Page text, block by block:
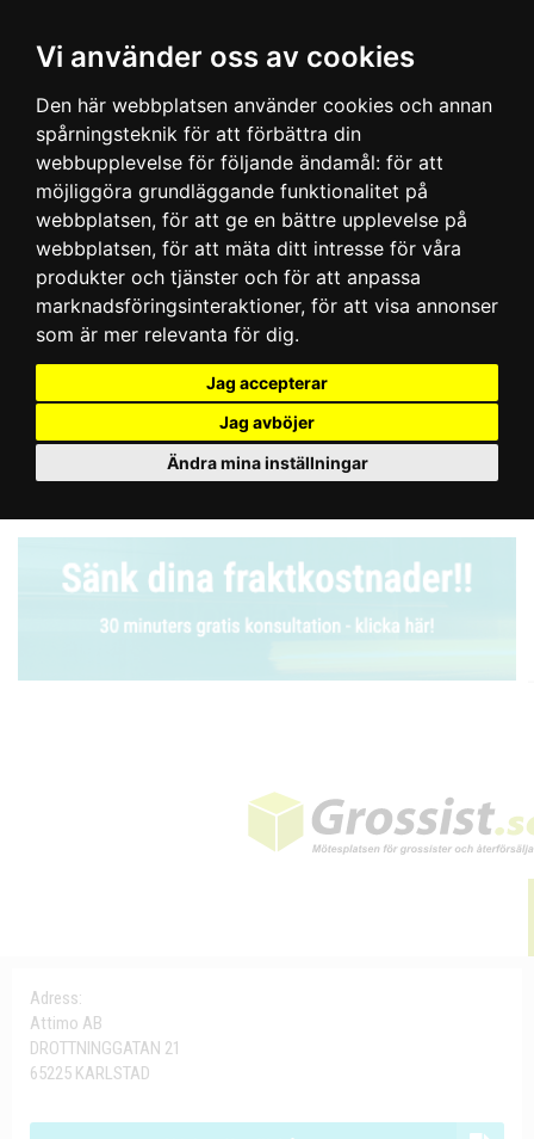
Vi använder oss av cookies
Den här webbplatsen använder cookies och annan
spårningsteknik för att förbättra din
webbupplevelse för följande ändamål: för att
möjliggöra grundläggande funktionalitet på
webbplatsen, för att ge en bättre upplevelse på
webbplatsen, för att mäta ditt intresse för våra
produkter och tjänster och för att anpassa
marknadsföringsinteraktioner, för att visa annonser
som är mer relevanta för dig.
Jag accepterar
Jag avböjer
Ändra mina inställningar
Adress:
Attimo AB
DROTTNINGGATAN 21
65225 KARLSTAD